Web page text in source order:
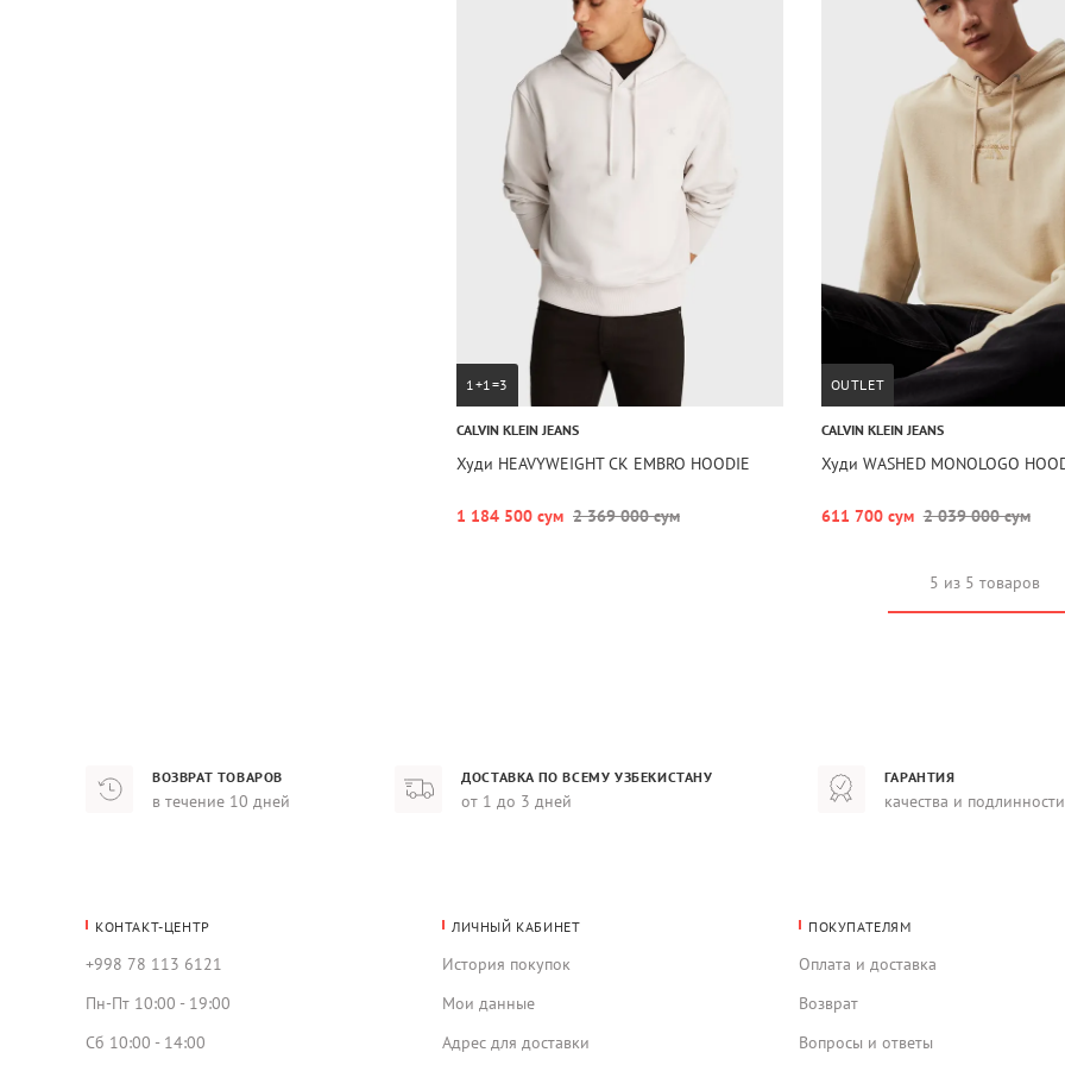
1+1=3
CALVIN KLEIN JEANS
Худи HEAVYWEIGHT CK EMBRO HOODIE
1 184 500 сум 2 369 000 сум
OUTLET
CALVIN KLEIN JEANS
Худи WASHED MONOLOGO
611 700 сум 2 039 000 сум
5 из 5 товаров
ВОЗВРАТ ТОВАРОВ
в течение 10 дней
ДОСТАВКА ПО ВСЕМУ УЗБЕКИСТАНУ
от 1 до 3 дней
ГАРАНТИЯ
качества и подлинности
КОНТАКТ-ЦЕНТР
+998 78 113 6121
Пн-Пт 10:00 - 19:00
Сб 10:00 - 14:00
ЛИЧНЫЙ КАБИНЕТ
История покупок
Мои данные
Адрес для доставки
ПОКУПАТЕЛЯМ
Оплата и доставка
Возврат
Вопросы и ответы